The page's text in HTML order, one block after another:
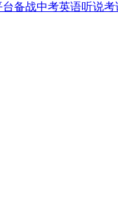
台备战中考英语听说考